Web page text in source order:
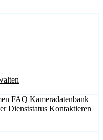
FAQ Kameradatenbank
Dienststatus Kontaktieren